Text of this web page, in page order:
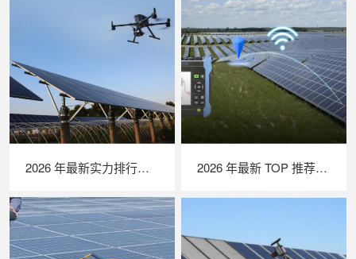
2026 年最新实力排行｜无人机 EL 检测系统 TOP 推荐，LAILX LXH210 深度解析 2026 年最新 TOP 推荐｜绝缘接地综合测试仪实力排行，LAILX LXH601 深度测评